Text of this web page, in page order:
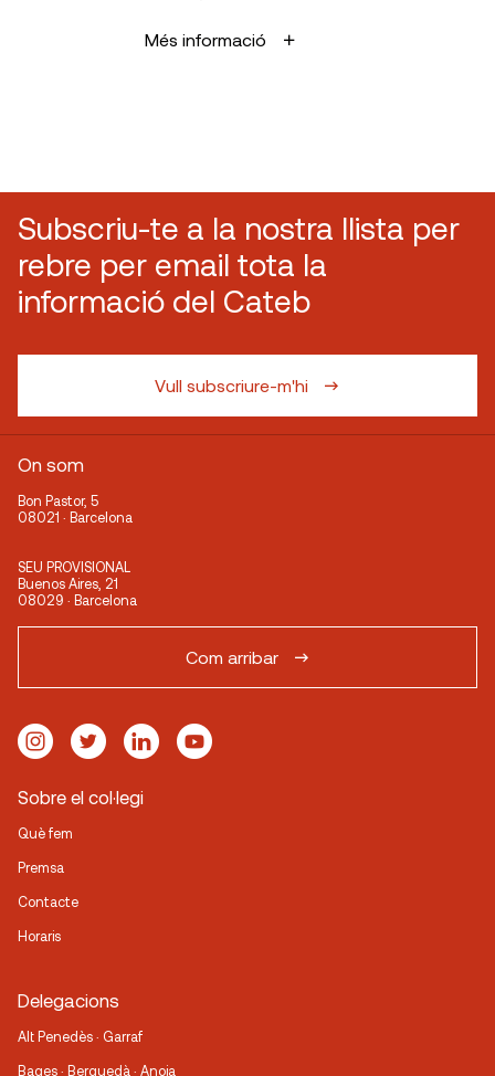
Més informació
Subscriu-te a la nostra llista per
rebre per email tota la
informació del Cateb
Vull subscriure-m'hi
On som
Bon Pastor, 5
08021 · Barcelona
SEU PROVISIONAL
Buenos Aires, 21
08029 · Barcelona
Com arribar
Sobre el col·legi
Què fem
Premsa
Contacte
Horaris
Delegacions
Alt Penedès · Garraf
Bages · Berguedà · Anoia